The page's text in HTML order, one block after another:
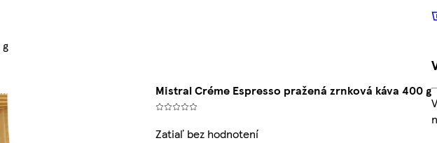
Mistral Créme Espresso pražená zrnková káva 400 g
Zatiaľ bez hodnotení